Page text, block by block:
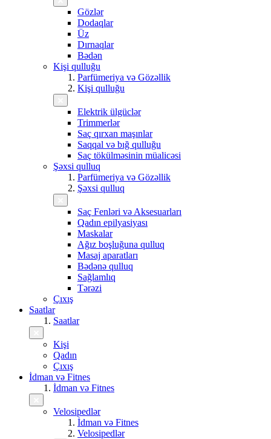
Gözlər
Dodaqlar
Üz
Dırnaqlar
Bədən
Kişi qulluğu
Parfümeriya və Gözəllik
Kişi qulluğu
Elektrik ülgüclər
Trimmerlər
Saç qırxan maşınlar
Saqqal və bığ qulluğu
Saç tökülməsinin müalicəsi
Şəxsi qulluq
Parfümeriya və Gözəllik
Şəxsi qulluq
Saç Fenləri və Aksesuarları
Qadın epilyasiyası
Maskalar
Ağız boşluğuna qulluq
Masaj aparatları
Bədənə qulluq
Sağlamlıq
Tərəzi
Çıxış
Saatlar
Saatlar
Kişi
Qadın
Çıxış
İdman və Fitnes
İdman və Fitnes
Velosipedlər
İdman və Fitnes
Velosipedlər